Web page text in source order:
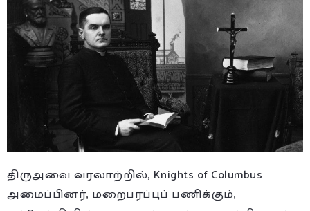
திருஅவை வரலாற்றில், Knights of Columbus
அமைப்பினர், மறைபரப்புப் பணிக்கும்,